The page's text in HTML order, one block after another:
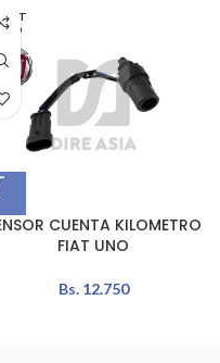
CUENTA KILOMETRO
FIAT UNO
Bs.12.750